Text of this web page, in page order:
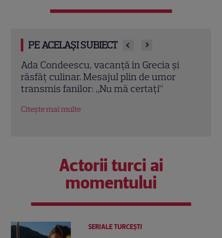
PE ACELAȘI SUBIECT
Ada Condeescu, vacanță în Grecia și
răsfăț culinar. Mesajul plin de umor
transmis fanilor: „Nu mă certați”
Citește mai multe
Actorii turci ai
momentului
SERIALE TURCEŞTI